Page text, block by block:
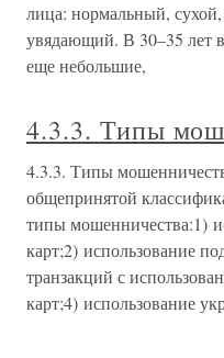
лица: нормальный,
увядающий. В 30–35 лет
еще небольшие,
4.3.3. Типы
4.3.3. Типы
общепринятой
типы мошенничества:1)
карт;2) использование
транзакций с
карт;4) использование